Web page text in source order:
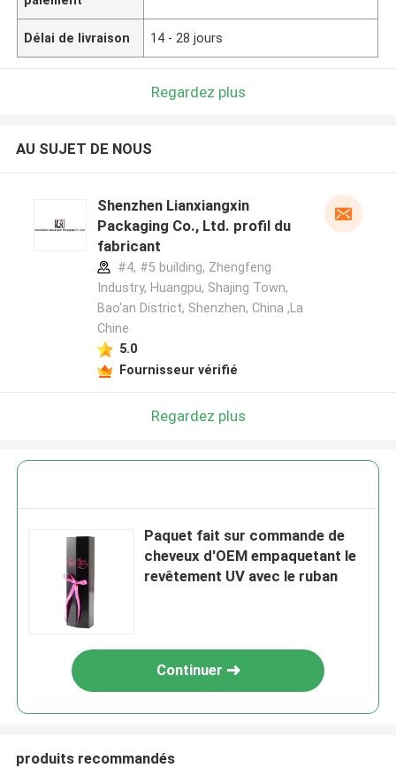
Délai de livraison 14 - 28 jours
Regardez plus
AU SUJET DE NOUS
Shenzhen Lianxiangxin
Packaging Co., Ltd. profil du
fabricant
#4, #5 building, Zhengfeng
Industry, Huangpu, Shajing Town,
Bao'an District, Shenzhen, China ,La
Chine
5.0
Fournisseur vérifié
Regardez plus
Paquet fait sur commande de
cheveux d'OEM empaquetant le
revêtement UV avec le ruban
Continuer
produits recommandés